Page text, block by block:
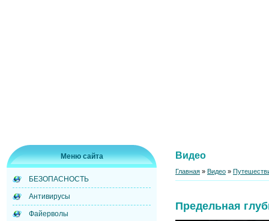
Меню сайта
БЕЗОПАСНОСТЬ
Антивирусы
Файерволы
Видео
Главная » Видео »
Предельная